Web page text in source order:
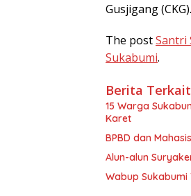
Gusjigang (CKG).
The postSantri
Sukabumi.
Berita Terkait
15 Warga
Karet
BPBD dan
Alun-alun
Wabup